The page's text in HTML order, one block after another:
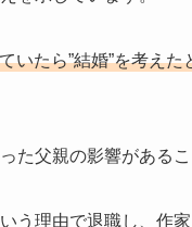
いたら”結婚”を考え
た父親の影響がある
う理由で退職し、作家